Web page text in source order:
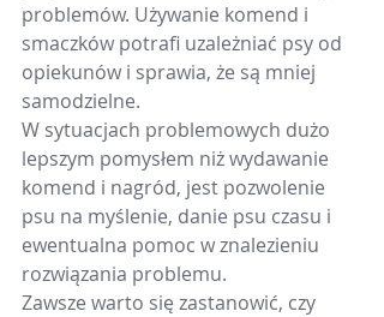
problemów. Używanie komend i
smaczków potrafi uzależniać psy od
opiekunów i sprawia, że są mniej
samodzielne.
W sytuacjach problemowych dużo
lepszym pomysłem niż wydawanie
komend i nagród, jest pozwolenie
psu na myślenie, danie psu czasu i
ewentualna pomoc w znalezieniu
rozwiązania problemu.
Zawsze warto się zastanowić, czy